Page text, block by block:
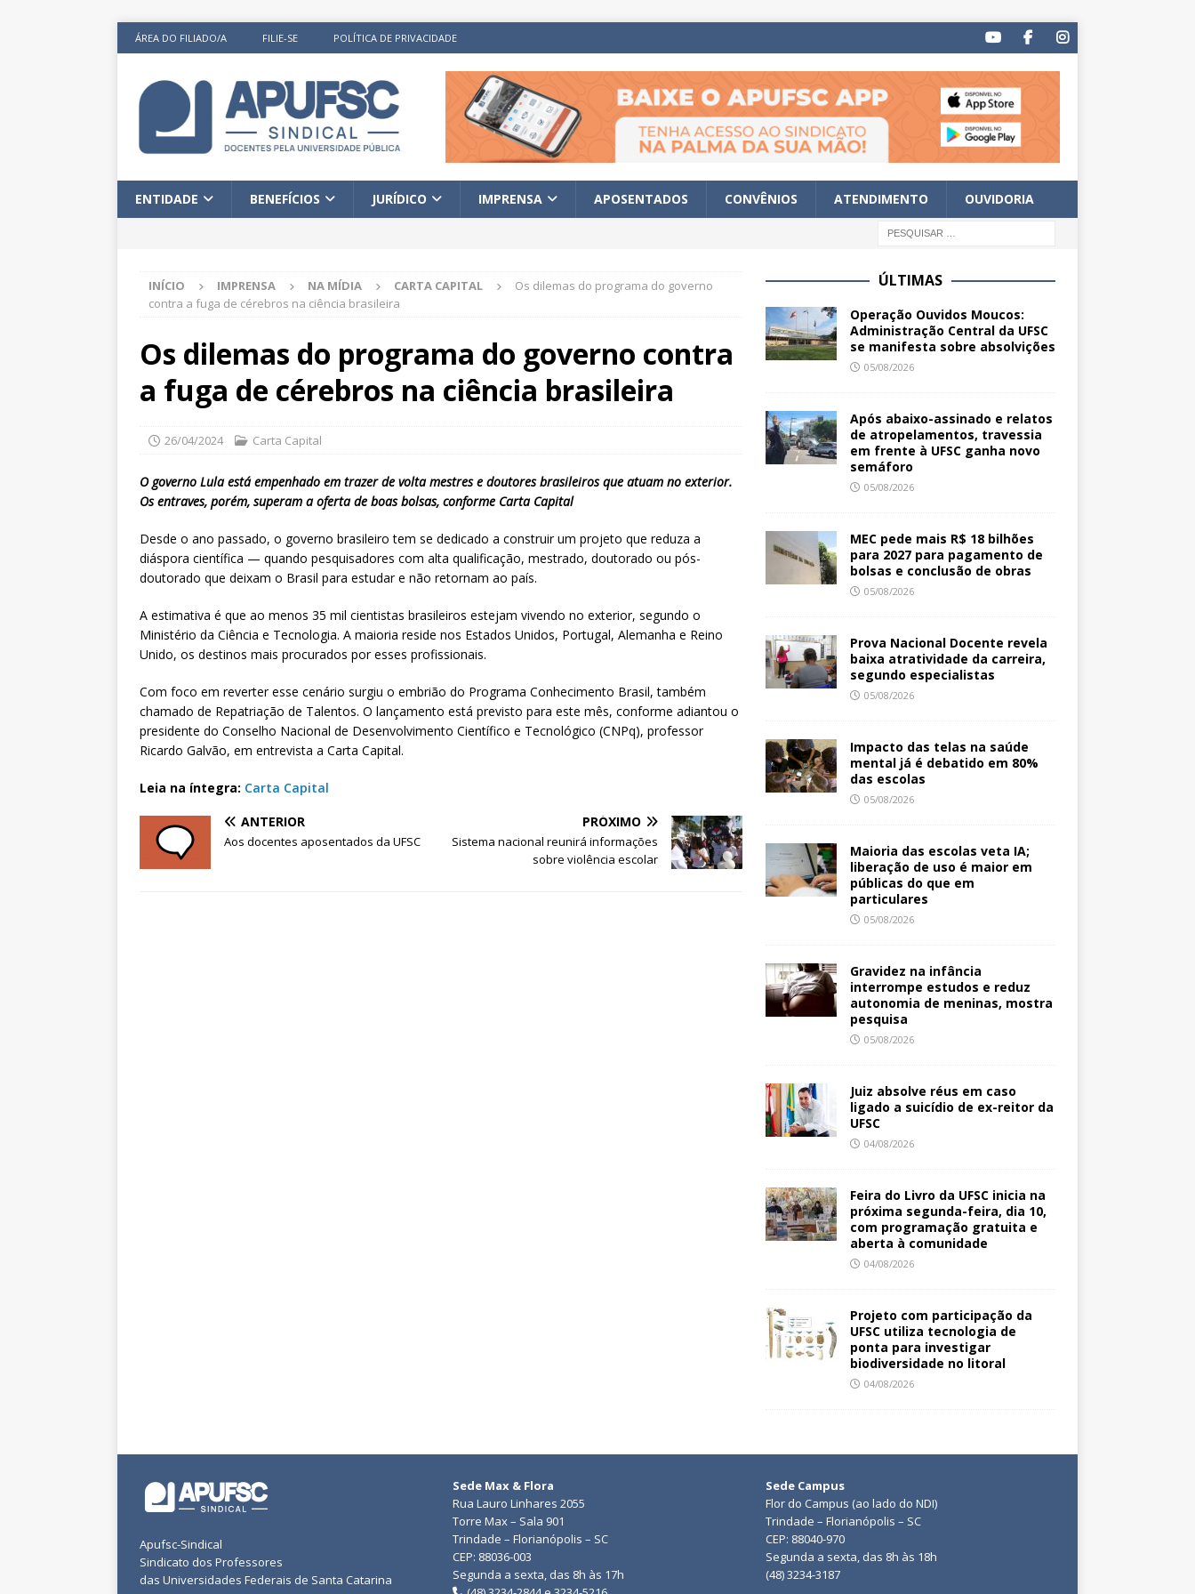
ÁREA DO FILIADO/A FILIE-SE POLÍTICA DE PRIVACIDADE
ENTIDADE BENEFÍCIOS JURÍDICO IMPRENSA APOSENTADOS CONVÊNIOS ATENDIMENTO OUVIDORIA
INÍCIO IMPRENSA NA MÍDIA CARTA CAPITAL
Os dilemas do programa do governo
contra a fuga de cérebros na ciência brasileira
Os dilemas do programa do governo contra
a fuga de cérebros na ciência brasileira
26/04/2024 Carta Capital
O governo Lula está empenhado em trazer de volta mestres e doutores brasileiros que atuam no exterior.
Os entraves, porém, superam a oferta de boas bolsas, conforme Carta Capital
Desde o ano passado, o governo brasileiro tem se dedicado a construir um projeto que reduza a
diáspora científica — quando pesquisadores com alta qualificação, mestrado, doutorado ou pós-
doutorado que deixam o Brasil para estudar e não retornam ao país.
A estimativa é que ao menos 35 mil cientistas brasileiros estejam vivendo no exterior, segundo o
Ministério da Ciência e Tecnologia. A maioria reside nos Estados Unidos, Portugal, Alemanha e Reino
Unido, os destinos mais procurados por esses profissionais.
Com foco em reverter esse cenário surgiu o embrião do Programa Conhecimento Brasil, também
chamado de Repatriação de Talentos. O lançamento está previsto para este mês, conforme adiantou o
presidente do Conselho Nacional de Desenvolvimento Científico e Tecnológico (CNPq), professor
Ricardo Galvão, em entrevista a Carta Capital.
Leia na íntegra: Carta Capital
ANTERIOR
Aos docentes aposentados da UFSC
PRÓXIMO
Sistema nacional reunirá informações
sobre violência escolar
ÚLTIMAS
Operação Ouvidos Moucos:
Administração Central da UFSC
se manifesta sobre absolvições
05/08/2026
Após abaixo-assinado e relatos
de atropelamentos, travessia
em frente à UFSC ganha novo
semáforo
05/08/2026
MEC pede mais R$ 18 bilhões
para 2027 para pagamento de
bolsas e conclusão de obras
05/08/2026
Prova Nacional Docente revela
baixa atratividade da carreira,
segundo especialistas
05/08/2026
Impacto das telas na saúde
mental já é debatido em 80%
das escolas
05/08/2026
Maioria das escolas veta IA;
liberação de uso é maior em
públicas do que em
particulares
05/08/2026
Gravidez na infância
interrompe estudos e reduz
autonomia de meninas, mostra
pesquisa
05/08/2026
Juiz absolve réus em caso
ligado a suicídio de ex-reitor da
UFSC
04/08/2026
Feira do Livro da UFSC inicia na
próxima segunda-feira, dia 10,
com programação gratuita e
aberta à comunidade
04/08/2026
Projeto com participação da
UFSC utiliza tecnologia de
ponta para investigar
biodiversidade no litoral
04/08/2026
Apufsc-Sindical
Sindicato dos Professores
das Universidades Federais de Santa Catarina
Sede Max & Flora
Rua Lauro Linhares 2055
Torre Max – Sala 901
Trindade – Florianópolis – SC
CEP: 88036-003
Segunda a sexta, das 8h às 17h
Sede Campus
Flor do Campus (ao lado do NDI)
Trindade – Florianópolis – SC
CEP: 88040-970
Segunda a sexta, das 8h às 18h
(48) 3234-3187